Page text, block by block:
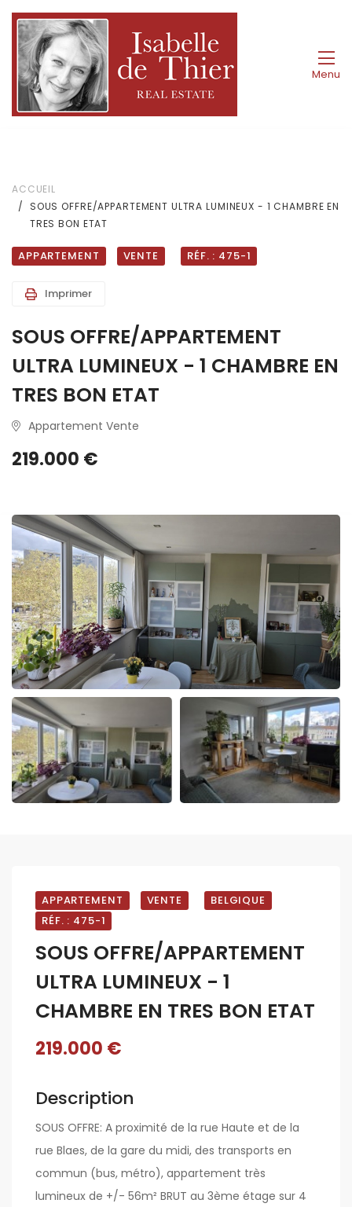
Menu
ACCUEIL
SOUS OFFRE/APPARTEMENT ULTRA LUMINEUX - 1 CHAMBRE EN
TRES BON ETAT
APPARTEMENT VENTE RÉF. : 475-1
Imprimer
SOUS OFFRE/APPARTEMENT
ULTRA LUMINEUX - 1 CHAMBRE EN
TRES BON ETAT
Appartement Vente
219.000 €
APPARTEMENT VENTE
BELGIQUE
RÉF. : 475-1
SOUS OFFRE/APPARTEMENT
ULTRA LUMINEUX - 1
CHAMBRE EN TRES BON ETAT
219.000 €
Description
SOUS OFFRE: A proximité de la rue Haute et de la
rue Blaes, de la gare du midi, des transports en
commun (bus, métro), appartement très
lumineux de +/- 56m² BRUT au 3ème étage sur 4